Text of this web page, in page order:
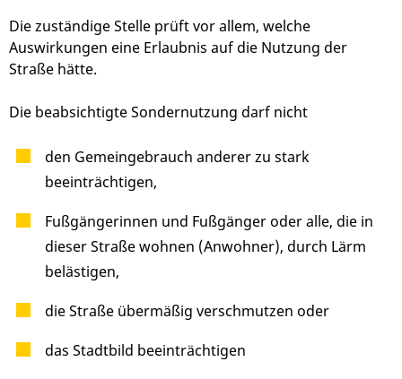
Die zuständige Stelle prüft vor allem, welche
Auswirkungen eine Erlaubnis auf die Nutzung der
Straße hätte.
Die beabsichtigte Sondernutzung darf nicht
den Gemeingebrauch anderer zu stark
beeinträchtigen,
Fußgängerinnen und Fußgänger oder alle, die in
dieser Straße wohnen (Anwohner), durch Lärm
belästigen,
die Straße übermäßig verschmutzen oder
das Stadtbild beeinträchtigen